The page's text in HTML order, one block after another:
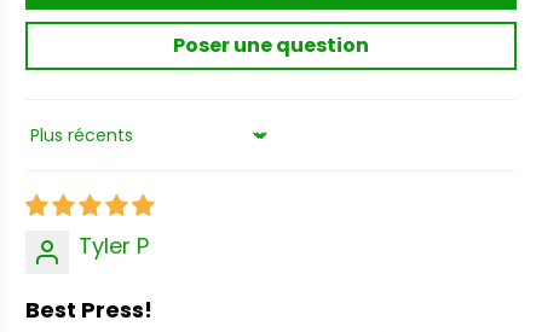
Poser une question
Sort by
Tyler P
Best Press!